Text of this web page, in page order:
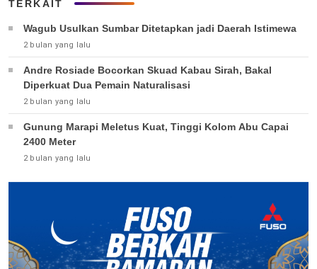
TERKAIT
Wagub Usulkan Sumbar Ditetapkan jadi Daerah Istimewa
2 bulan yang lalu
Andre Rosiade Bocorkan Skuad Kabau Sirah, Bakal
Diperkuat Dua Pemain Naturalisasi
2 bulan yang lalu
Gunung Marapi Meletus Kuat, Tinggi Kolom Abu Capai
2400 Meter
2 bulan yang lalu